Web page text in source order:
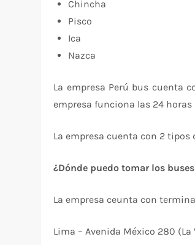
Chincha
Pisco
Ica
Nazca
La empresa Perú bus cuenta
empresa funciona las 24 horas
La empresa cuenta con 2 tipos
¿Dónde puedo tomar los
La empresa ceunta con
Lima – Avenida México 280